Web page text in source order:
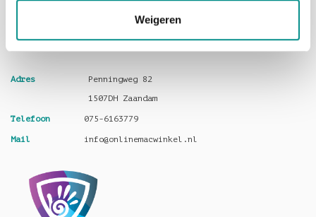
Weigeren
Adres
Penningweg 82
1507DH Zaandam
Telefoon 075-6163779
Mail info@onlinemacwinkel.nl